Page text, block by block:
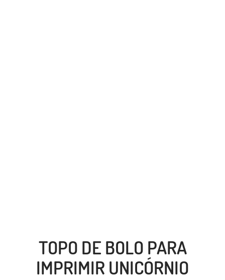
TOPO DE BOLO PARA
IMPRIMIR UNICÓRNIO